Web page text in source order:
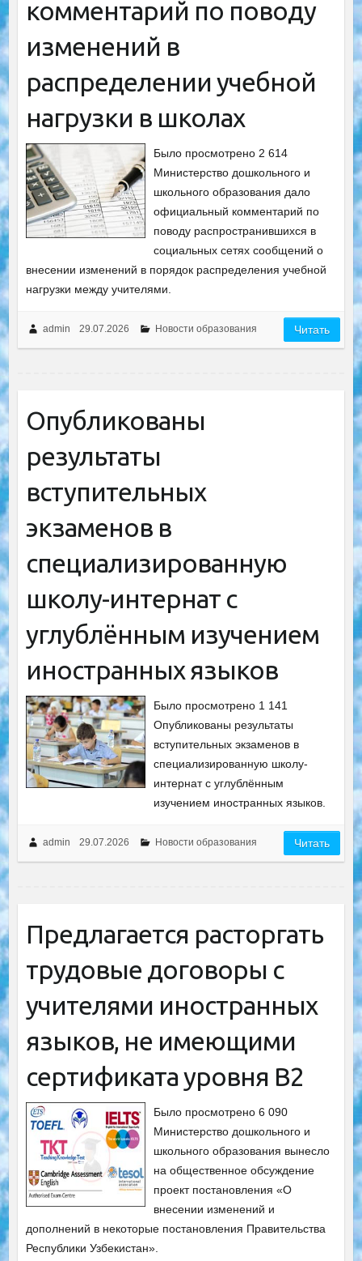
комментарий по поводу
изменений в
распределении учебной
нагрузки в школах
Было просмотрено 2 614
Министерство дошкольного и
школьного образования дало
официальный комментарий по
поводу распространившихся в
социальных сетях сообщений о
внесении изменений в порядок распределения учебной
нагрузки между учителями.
admin 29.07.2026 Новости образования Читать
Опубликованы
результаты
вступительных
экзаменов в
специализированную
школу-интернат с
углублённым изучением
иностранных языков
Было просмотрено 1 141
Опубликованы результаты
вступительных экзаменов в
специализированную школу-
интернат с углублённым
изучением иностранных языков.
admin 29.07.2026 Новости образования Читать
Предлагается расторгать
трудовые договоры с
учителями иностранных
языков, не имеющими
сертификата уровня B2
Было просмотрено 6 090
Министерство дошкольного и
школьного образования вынесло
на общественное обсуждение
проект постановления «О
внесении изменений и
дополнений в некоторые постановления Правительства
Республики Узбекистан».